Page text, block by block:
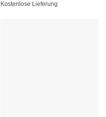
Kostenlose Lieferung